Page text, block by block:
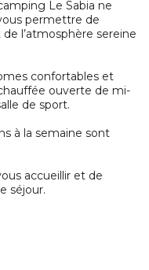
Le Sabia ne
permettre de
l’atmosphère sereine
confortables et
ouverte de mi-
de sport.
à la semaine sont
accueillir et de
séjour.